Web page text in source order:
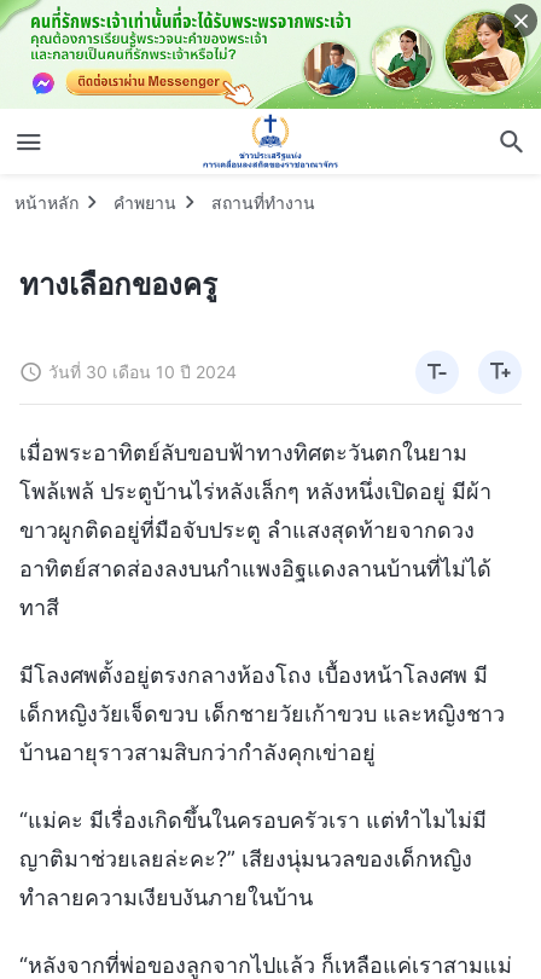
หน้าหลัก คำพยาน สถานที่ทำงาน
ทางเลือกของครู
วันที่ 30 เดือน 10 ปี 2024
เมื่อพระอาทิตย์ลับขอบฟ้าทางทิศตะวันตกในยาม
โพล้เพล้ ประตูบ้านไร่หลังเล็กๆ หลังหนึ่งเปิดอยู่ มีผ้า
ขาวผูกติดอยู่ที่มือจับประตู ลำแสงสุดท้ายจากดวง
อาทิตย์สาดส่องลงบนกำแพงอิฐแดงลานบ้านที่ไม่ได้
ทาสี
มีโลงศพตั้งอยู่ตรงกลางห้องโถง เบื้องหน้าโลงศพ มี
เด็กหญิงวัยเจ็ดขวบ เด็กชายวัยเก้าขวบ และหญิงชาว
บ้านอายุราวสามสิบกว่ากำลังคุกเข่าอยู่
“แม่คะ มีเรื่องเกิดขึ้นในครอบครัวเรา แต่ทำไมไม่มี
ญาติมาช่วยเลยล่ะคะ?” เสียงนุ่มนวลของเด็กหญิง
ทำลายความเงียบงันภายในบ้าน
“หลังจากที่พ่อของลูกจากไปแล้ว ก็เหลือแค่เราสามแม่